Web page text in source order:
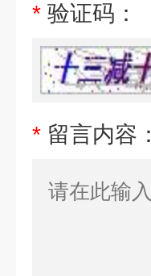
* 验证码：
* 留言内容：